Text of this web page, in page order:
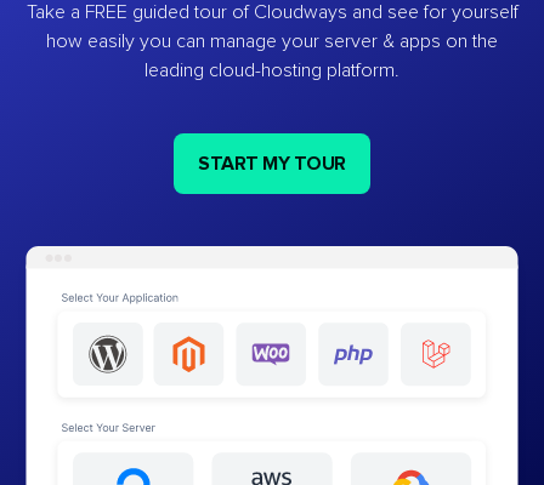
Take a FREE guided tour of Cloudways and see for yourself
how easily you can manage your server & apps on the
leading cloud-hosting platform.
START MY TOUR